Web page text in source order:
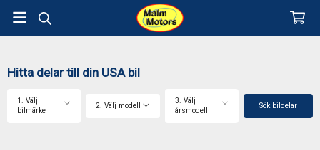
Hitta delar till din USA bil
1. Välj
bilmärke
2. Välj modell
3. Välj
årsmodell
Sök bildelar